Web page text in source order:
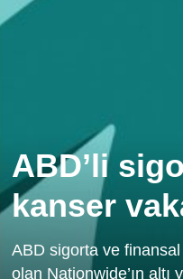
ABD’li
kanser
ABD sigorta ve
olan Nationwide’ın altı